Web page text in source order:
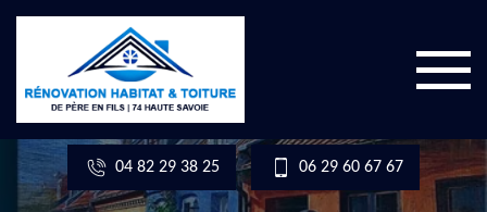
04 82 29 38 25 06 29 60 67 67